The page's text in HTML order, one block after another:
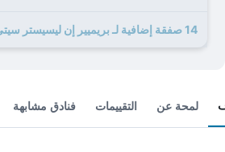
لمحة عن التقييمات فنادق مشابهة